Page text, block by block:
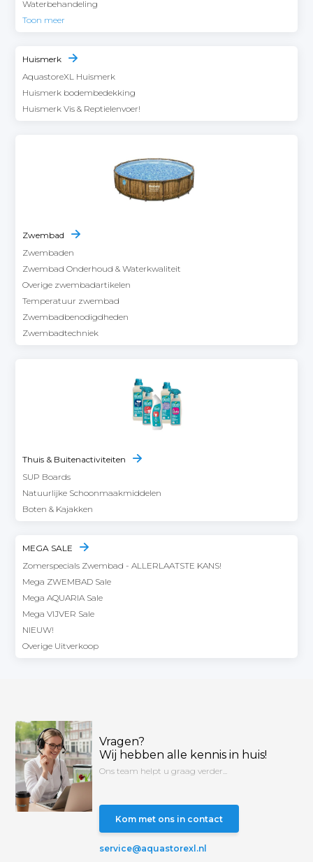
Waterbehandeling
Toon meer
Huismerk
AquastoreXL Huismerk
Huismerk bodembedekking
Huismerk Vis & Reptielenvoer!
Zwembad
Zwembaden
Zwembad Onderhoud & Waterkwaliteit
Overige zwembadartikelen
Temperatuur zwembad
Zwembadbenodigdheden
Zwembadtechniek
Thuis & Buitenactiviteiten
SUP Boards
Natuurlijke Schoonmaakmiddelen
Boten & Kajakken
MEGA SALE
Zomerspecials Zwembad - ALLERLAATSTE KANS!
Mega ZWEMBAD Sale
Mega AQUARIA Sale
Mega VIJVER Sale
NIEUW!
Overige Uitverkoop
Vragen?
Wij hebben alle kennis in huis!
Ons team helpt u graag verder...
Kom met ons in contact
service@aquastorexl.nl